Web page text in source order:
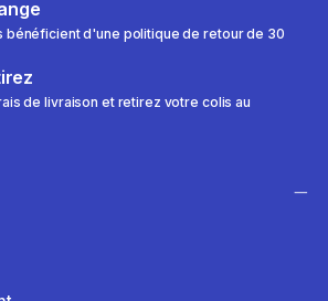
bénéficient d'une politique de retour de 30
de livraison et retirez votre colis au